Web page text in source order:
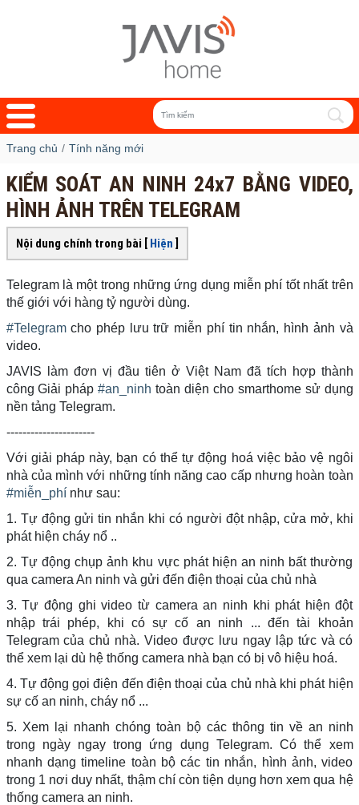
Trang chủ Tính năng mới
KIỂM SOÁT AN NINH 24x7 BẰNG VIDEO,
HÌNH ẢNH TRÊN TELEGRAM
Nội dung chính trong bài [ Hiện ]
Telegram là một trong những ứng dụng miễn phí tốt nhất trên
thế giới với hàng tỷ người dùng.
#Telegramcho phép lưu trữ miễn phí tin nhắn, hình ảnh và
video.
JAVIS làm đơn vị đầu tiên ở Việt Nam đã tích hợp thành
công Giải pháp#an_ninh toàn diện cho smarthome sử dụng
nền tảng Telegram.
----------------------
Với giải pháp này, bạn có thể tự động hoá việc bảo vệ ngôi
nhà của mình với những tính năng cao cấp nhưng hoàn toàn
#miễn_phínhư sau:
1. Tự động gửi tin nhắn khi có người đột nhập, cửa mở, khi
phát hiện cháy nổ ..
2. Tự động chụp ảnh khu vực phát hiện an ninh bất thường
qua camera An ninh và gửi đến điện thoại của chủ nhà
3. Tự động ghi video từ camera an ninh khi phát hiện đột
nhập trái phép, khi có sự cố an ninh ... đến tài khoản
Telegram của chủ nhà. Video được lưu ngay lập tức và có
thể xem lại dù hệ thống camera nhà bạn có bị vô hiệu hoá.
4. Tự động gọi điện đến điện thoại của chủ nhà khi phát hiện
sự cố an ninh, cháy nổ ...
5. Xem lại nhanh chóng toàn bộ các thông tin về an ninh
trong ngày ngay trong ứng dụng Telegram. Có thể xem
nhanh dạng timeline toàn bộ các tin nhắn, hình ảnh, video
trong 1 nơi duy nhất, thậm chí còn tiện dụng hơn xem qua hệ
thống camera an ninh.